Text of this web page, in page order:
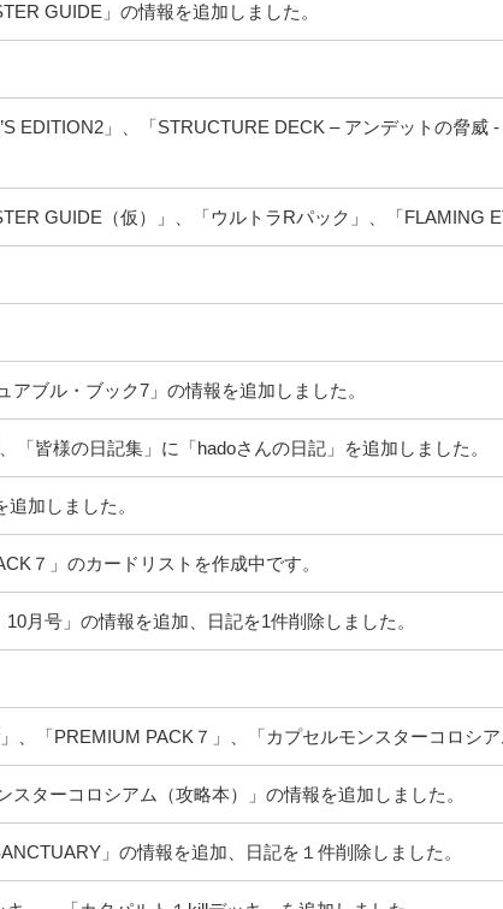
GUIDE」の情報を追加しました。
EDITION2」、「STRUCTURE DECK – アンデットの脅
GUIDE（仮）」、「ウルトラRパック」、「FLAMING
アブル・ブック7」の情報を追加しました。
「皆様の日記集」に「hadoさんの日記」を追加しました。
加しました。
７」のカードリストを作成中です。
月号」の情報を追加、日記を1件削除しました。
、「PREMIUM PACK７」、「カプセルモンスターコロシ
スターコロシアム（攻略本）」の情報を追加しました。
」の情報を追加、日記を１件削除しました。